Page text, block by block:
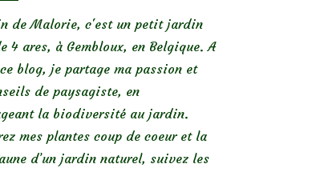
de Malorie, c'est un petit jardin
4 ares, à Gembloux, en Belgique. A
blog, je partage ma passion et
de paysagiste, en
la biodiversité au jardin.
mes plantes coup de coeur et la
d’un jardin naturel, suivez les